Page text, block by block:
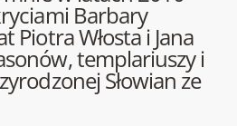
Barbary
Piotra Włosta i Jana
templariuszy i
Słowian ze